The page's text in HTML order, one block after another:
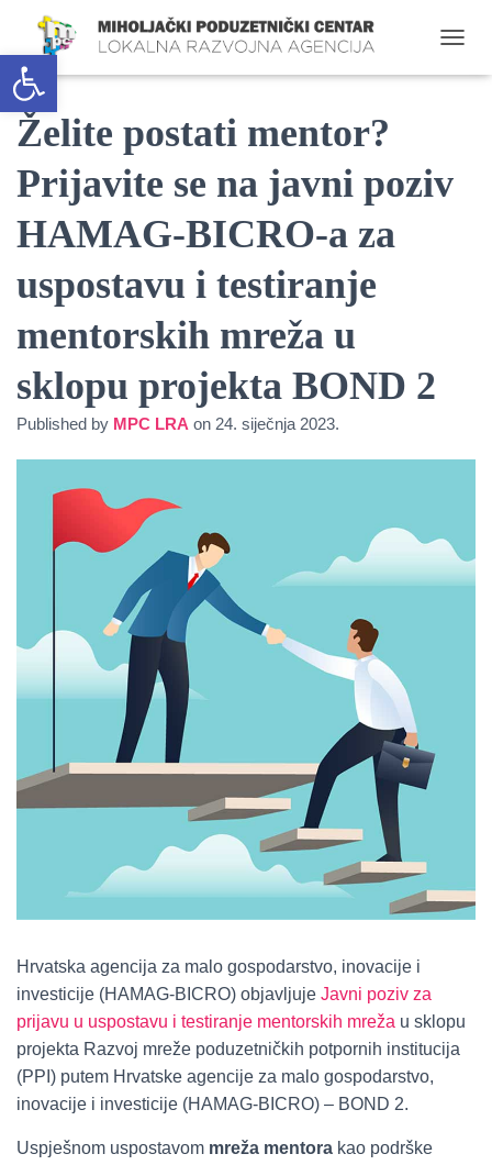
Open toolbar
O
N
Želite postati mentor?
Prijavite se na javni poziv
HAMAG-BICRO-a za
uspostavu i testiranje
mentorskih mreža u
sklopu projekta BOND 2
Published by MPC LRA on 24. siječnja 2023.
Hrvatska agencija za malo gospodarstvo, inovacije i
investicije (HAMAG-BICRO) objavljuje Javni poziv za
prijavu u uspostavu i testiranje mentorskih mreža u sklopu
projekta Razvoj mreže poduzetničkih potpornih institucija
(PPI) putem Hrvatske agencije za malo gospodarstvo,
inovacije i investicije (HAMAG-BICRO) – BOND 2.
Uspješnom uspostavom mreža mentora kao podrške